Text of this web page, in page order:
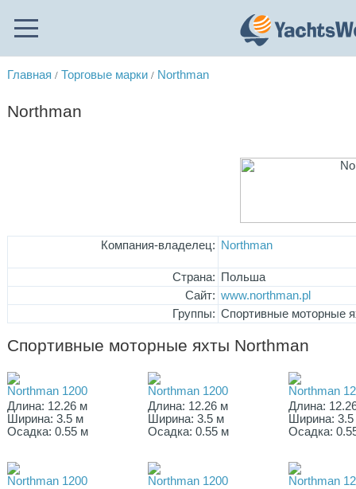
Главная / Торговые марки / Northman
Northman
Компания-владелец: Northman
Страна:
Польша
Сайт: www.northman.pl
Группы: Спортивные моторные
Спортивные моторные яхты Northman
Northman 1200
Длина: 12.26 м
Ширина: 3.5 м
Осадка: 0.55 м
Northman 1200
Длина: 12.26 м
Ширина: 3.5 м
Осадка: 0.55 м
Northman
Длина:
Ширина:
Осадка:
Northman 1200
Northman 1200
Northman